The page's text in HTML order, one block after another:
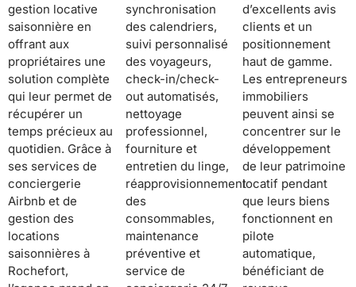
gestion locative
saisonnière en
offrant aux
propriétaires une
solution complète
qui leur permet de
récupérer un
temps précieux au
quotidien. Grâce à
ses services de
conciergerie
Airbnb et de
gestion des
locations
saisonnières à
Rochefort,
synchronisation
des calendriers,
suivi personnalisé
des voyageurs,
check-in/check-
out automatisés,
nettoyage
professionnel,
fourniture et
entretien du linge,
réapprovisionnement
des
consommables,
maintenance
préventive et
service de
d’excellents avis
clients et un
positionnement
haut de gamme.
Les entrepreneurs
immobiliers
peuvent ainsi se
concentrer sur le
développement
de leur patrimoine
locatif pendant
que leurs biens
fonctionnent en
pilote
automatique,
bénéficiant de